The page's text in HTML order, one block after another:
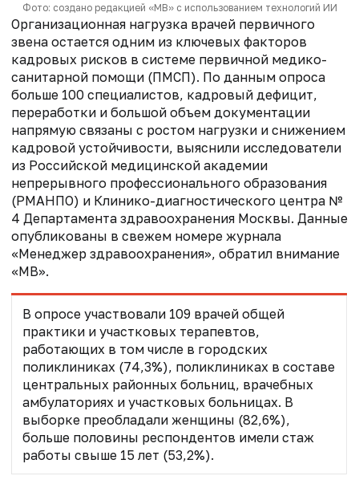
Фото: создано редакцией «МВ» с использованием технологий ИИ
Организационная нагрузка врачей первичного
звена остается одним из ключевых факторов
кадровых рисков в системе первичной медико-
санитарной помощи (ПМСП). По данным опроса
больше 100 специалистов, кадровый дефицит,
переработки и большой объем документации
напрямую связаны с ростом нагрузки и снижением
кадровой устойчивости, выяснили исследователи
из Российской медицинской академии
непрерывного профессионального образования
(РМАНПО) и Клинико-диагностического центра №
4 Департамента здравоохранения Москвы. Данные
опубликованы в свежем номере журнала
«Менеджер здравоохранения», обратил внимание
«МВ».
В опросе участвовали 109 врачей общей
практики и участковых терапевтов,
работающих в том числе в городских
поликлиниках (74,3%), поликлиниках в составе
центральных районных больниц, врачебных
амбулаториях и участковых больницах. В
выборке преобладали женщины (82,6%),
больше половины респондентов имели стаж
работы свыше 15 лет (53,2%).